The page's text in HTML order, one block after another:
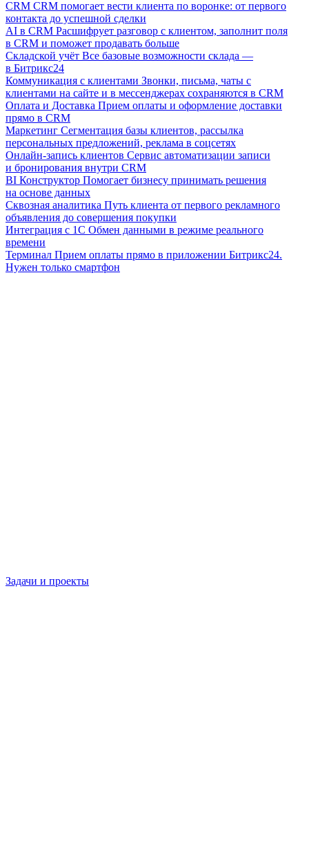
CRM CRM помогает вести клиента по воронке: от первого
контакта до успешной сделки
AI в CRM Расшифрует разговор с клиентом, заполнит поля
в CRM и поможет продавать больше
Складской учёт Все базовые возможности склада —
в Битрикс24
Коммуникация с клиентами Звонки, письма, чаты с
клиентами на сайте и в мессенджерах сохраняются в CRM
Оплата и Доставка Прием оплаты и оформление доставки
прямо в CRM
Маркетинг Сегментация базы клиентов, рассылка
персональных предложений, реклама в соцсетях
Онлайн-запись клиентов Сервис автоматизации записи
и бронирования внутри CRM
BI Конструктор Помогает бизнесу принимать решения
на основе данных
Сквозная аналитика Путь клиента от первого рекламного
объявления до совершения покупки
Интеграция с 1С Обмен данными в режиме реального
времени
Терминал Прием оплаты прямо в приложении Битрикс24.
Нужен только смартфон
Задачи и проекты